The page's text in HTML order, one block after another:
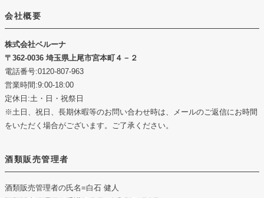
会社概要
株式会社ベルーナ
362-0036 埼玉県上尾市宮本町４－２
電話番号:0120-807-963
営業時間:9:00-18:00
定休日:土・日・祝祭日
※土日、祝日、長期休暇等のお問い合わせ時は、メールのご返信にお時間
をいただく場合がございます。ご了承ください。
酒類販売管理者
酒類販売管理者の氏名=白石 健人